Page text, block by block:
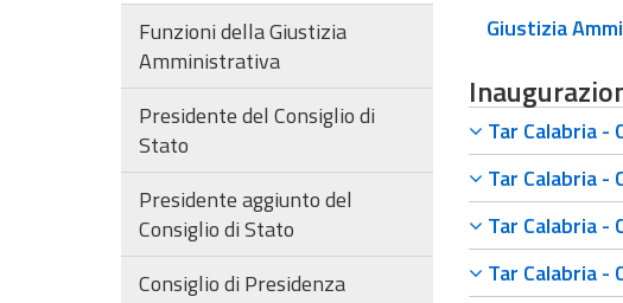
Funzioni della Giustizia
Amministrativa
Presidente del Consiglio di
Stato
Presidente aggiunto del
Consiglio di Stato
Consiglio di Presidenza
Tar Calabria -
Tar Calabria -
Tar Calabria -
Tar Calabria -